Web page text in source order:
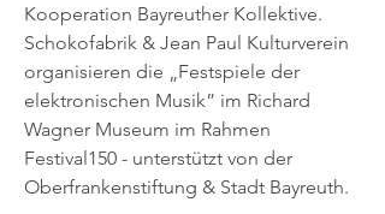
Kooperation Bayreuther Kollektive.
Schokofabrik & Jean Paul Kulturverein
organisieren die „Festspiele der
elektronischen Musik” im Richard
Wagner Museum im Rahmen
Festival150 - unterstützt von der
Oberfrankenstiftung & Stadt Bayreuth.